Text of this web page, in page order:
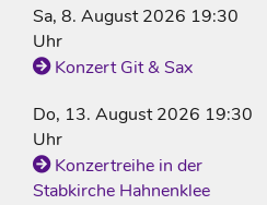
Sa, 8. August 2026 19:30
Uhr
Konzert Git & Sax
Do, 13. August 2026 19:30
Uhr
Konzertreihe in der
Stabkirche Hahnenklee